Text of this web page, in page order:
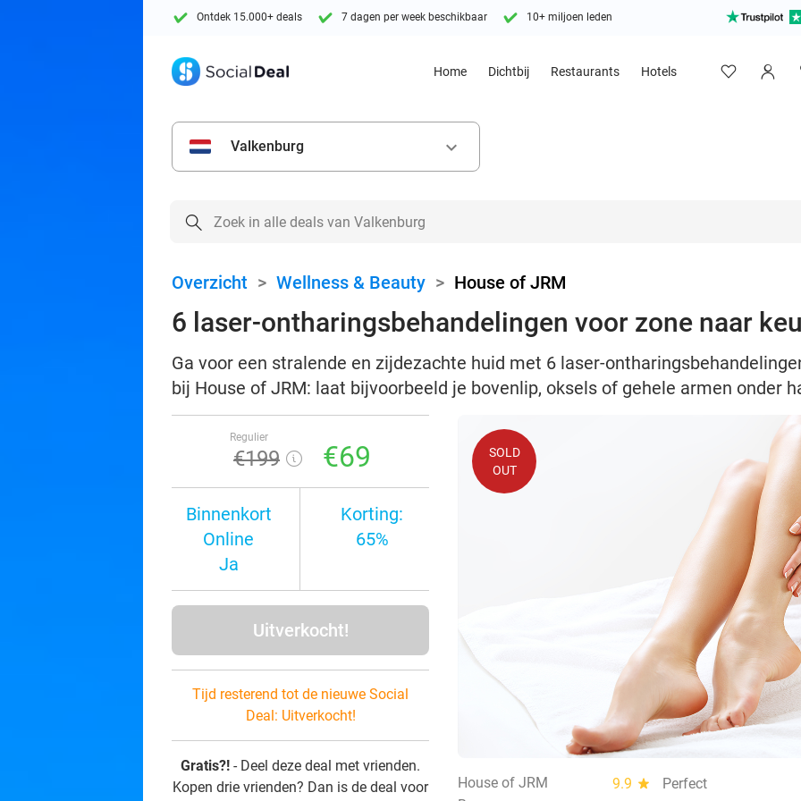
Ontdek 15.000+ deals 7 dagen per week beschikbaar 10+ miljoen leden
Home Dichtbij Restaurants Hotels
Valkenburg keyboard_arrow_down
Overzicht > Wellness & Beauty > House of JRM
6 laser-ontharingsbehandelingen voor zone naar
Ga voor een stralende en zijdezachte huid met 6 laser-
bij House of JRM: laat bijvoorbeeld je bovenlip, oksels of gehele armen onder
Regulier
€199 €69
Binnenkort
Online
Ja
Korting:
65%
Uitverkocht!
Tijd resterend tot de nieuwe Social
Deal: Uitverkocht!
Gratis?! - Deel deze deal met vrienden.
Kopen drie vrienden? Dan is de deal voor
SOLD
OUT
House of JRM 9.9 star
Perfect